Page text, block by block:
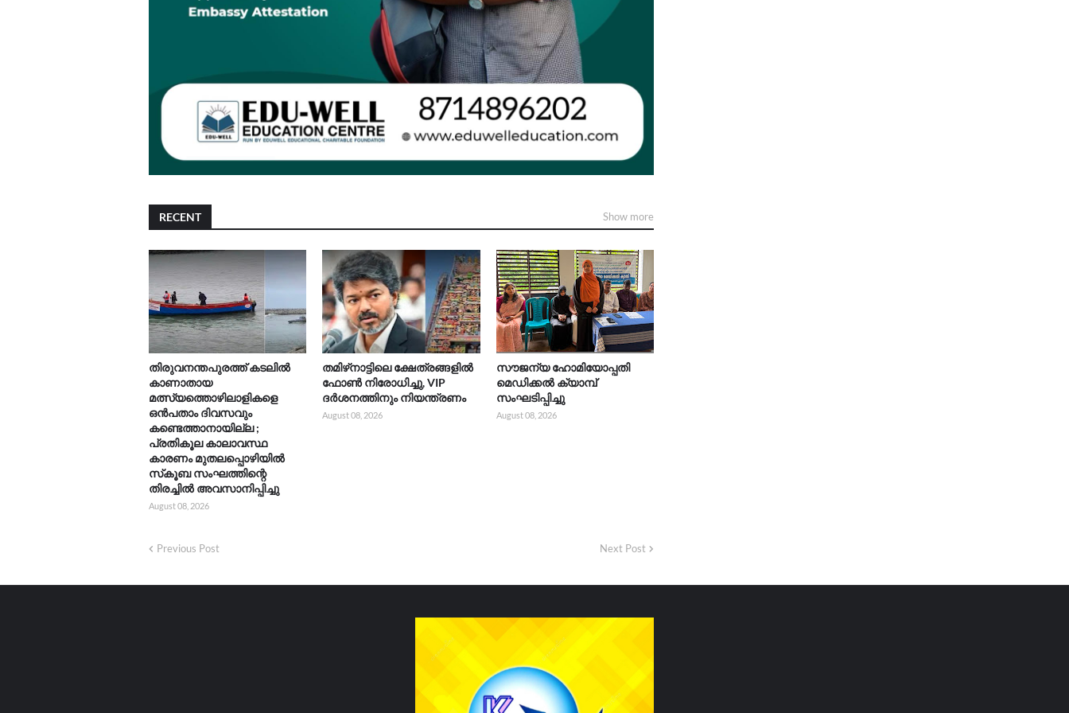
RECENT Show more
തിരുവനന്തപുരത്ത് കടലിൽ
കാണാതായ
മത്സ്യത്തൊഴിലാളികളെ
ഒൻപതാം ദിവസവും
കണ്ടെത്താനായില്ല ;
പ്രതികൂല കാലാവസ്ഥ
കാരണം മുതലപ്പൊഴിയിൽ
സ്‌കൂബ സംഘത്തിന്റെ
തിരച്ചിൽ അവസാനിപ്പിച്ചു
August 08, 2026
തമിഴ്‌നാട്ടിലെ ക്ഷേത്രങ്ങളിൽ
ഫോൺ നിരോധിച്ചു, VIP
ദർശനത്തിനും നിയന്ത്രണം
August 08, 2026
സൗജന്യ ഹോമിയോപ്പതി
മെഡിക്കൽ ക്യാമ്പ്
സംഘടിപ്പിച്ചു
August 08, 2026
Previous Post Next Post